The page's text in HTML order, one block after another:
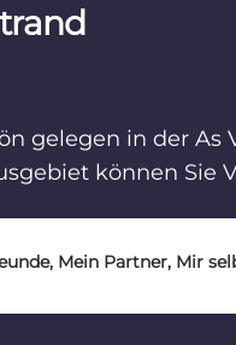
gelegen in der
können Sie
Mein Partner, Mir